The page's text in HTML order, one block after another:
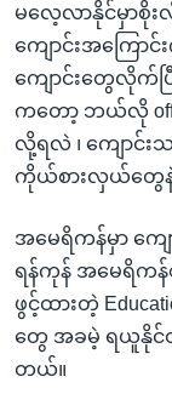
မလေ့လာနိုင်မှာစို
ကျောင်းအကြေ
ကျောင်းတွေလိုက်ပ
ကတော့ ဘယ်လို
လို့ရလဲ ၊ ကျောင်
ကိုယ်စားလှယ်တွေနဲ့
အမေရိကန်မှာ ကျ
ရန်ကုန် အမေရိကန်စ
ဖွင့်ထားတဲ့
တွေ အခမဲ့ ရယူနိုင်
တယ်။